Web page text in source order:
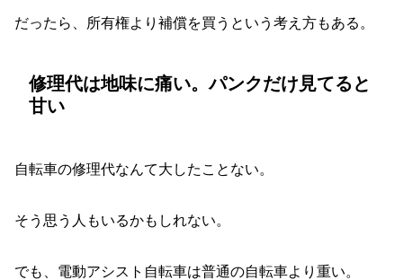
だったら、所有権より補償を買うという考え方もある。
修理代は地味に痛い。パンクだけ見てると
甘い
自転車の修理代なんて大したことない。
そう思う人もいるかもしれない。
でも、電動アシスト自転車は普通の自転車より重い。